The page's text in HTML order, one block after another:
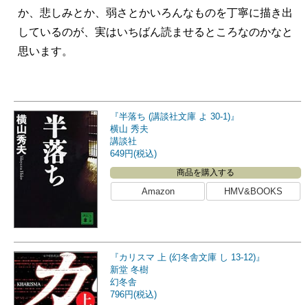
『半落ち (講談社文庫 よ 30-1)』
横山 秀夫
講談社
649円(税込)
商品を購入する
Amazon HMV&BOOKS
『カリスマ 上 (幻冬舎文庫 し 13-12)』
新堂 冬樹
幻冬舎
796円(税込)
か、悲しみとか、弱さとかいろんなものを丁寧に描き出
しているのが、実はいちばん読ませるところなのかなと
思います。